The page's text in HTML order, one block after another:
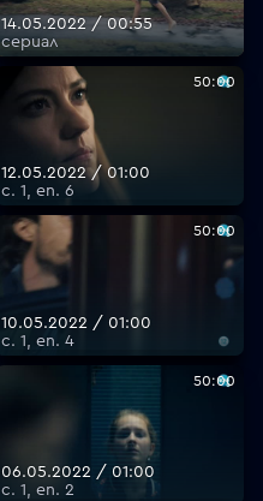
14.05.2022 / 00:55
сериал
50:00
12.05.2022 / 01:00
с. 1, еп. 6
50:00
10.05.2022 / 01:00
с. 1, еп. 4
50:00
06.05.2022 / 01:00
с. 1, еп. 2